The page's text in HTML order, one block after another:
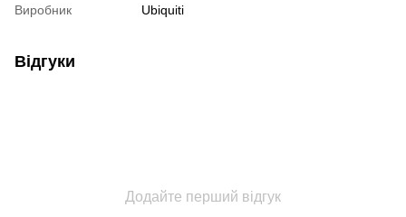
Виробник
Ubiquiti
Відгуки
Додайте перший відгук